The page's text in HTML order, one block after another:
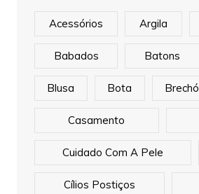
Acessórios Argila
Babados Batons
Blusa Bota Brechó
Casamento
Cuidado Com A Pele
Cílios Postiços